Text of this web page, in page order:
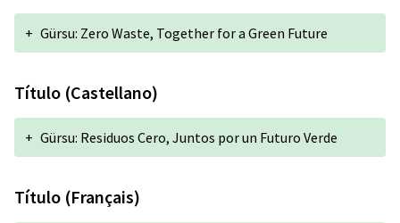
+ Gürsu: Zero Waste, Together for a Green Future
Título (Castellano)
+ Gürsu: Residuos Cero, Juntos por un Futuro Verde
Título (Français)